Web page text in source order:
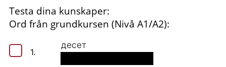
Testa dina kunskaper:
Ord från grundkursen (Nivå A1/A2):
1.
десет